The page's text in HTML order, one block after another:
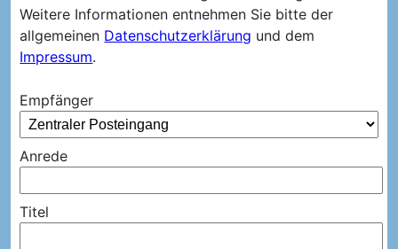
Weitere Informationen entnehmen Sie bitte der
allgemeinen Datenschutzerklärung und dem
Impressum.
Empfänger
Anrede
Titel